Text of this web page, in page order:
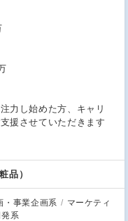
力し始めた方、キャリ
援させていただきます
品）
・事業企画系
マーケティ
系